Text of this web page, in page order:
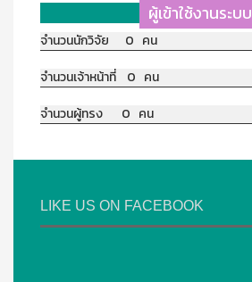
ผู้เข้าใช้งานระบบ
จำนวนนักวิจัย 0 คน
จำนวนเจ้าหน้าที่ 0 คน
จำนวนผู้ทรง 0 คน
LIKE US ON FACEBOOK